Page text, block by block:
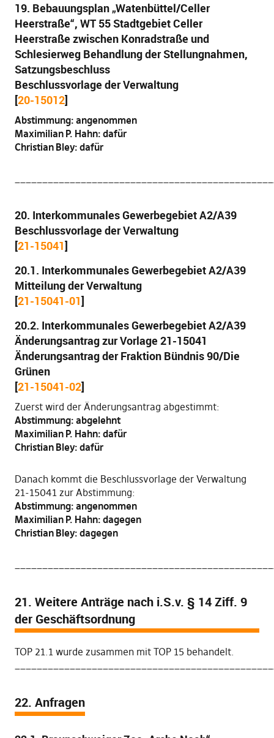
19. Bebauungsplan „Watenbüttel/Celler
Heerstraße“, WT 55 Stadtgebiet Celler
Heerstraße zwischen Konradstraße und
Schlesierweg Behandlung der Stellungnahmen,
Satzungsbeschluss
Beschlussvorlage der Verwaltung
[20-15012]
Abstimmung: angenommen
Maximilian P. Hahn: dafür
Christian Bley: dafür
20. Interkommunales Gewerbegebiet A2/A39
Beschlussvorlage der Verwaltung
[21-15041]
20.1. Interkommunales Gewerbegebiet A2/A39
Mitteilung der Verwaltung
[21-15041-01]
20.2. Interkommunales Gewerbegebiet A2/A39
Änderungsantrag zur Vorlage 21-15041
Änderungsantrag der Fraktion Bündnis 90/Die
Grünen
[21-15041-02]
Zuerst wird der Änderungsantrag abgestimmt:
Abstimmung: abgelehnt
Maximilian P. Hahn: dafür
Christian Bley: dafür
Danach kommt die Beschlussvorlage der Verwaltung
21-15041 zur Abstimmung:
Abstimmung: angenommen
Maximilian P. Hahn: dagegen
Christian Bley: dagegen
21. Weitere Anträge nach i.S.v. § 14 Ziff. 9
der Geschäftsordnung
TOP 21.1 wurde zusammen mit TOP 15 behandelt.
22. Anfragen